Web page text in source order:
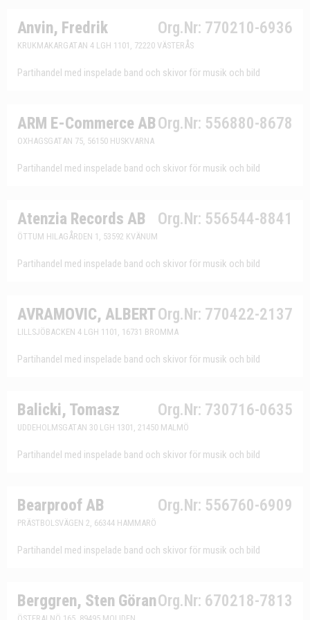
Anvin, Fredrik Org.Nr: 770210-6936
KRUKMAKARGATAN 4 LGH 1101, 72220 VÄSTERÅS
Partihandel med inspelade band och skivor för musik och bild
ARM E-Commerce ABOrg.Nr: 556880-8678
OXHAGSGATAN 75, 56150 HUSKVARNA
Partihandel med inspelade band och skivor för musik och bild
Atenzia Records AB Org.Nr: 556544-8841
ÖTTUM HILAGÅRDEN 1, 53592 KVÄNUM
Partihandel med inspelade band och skivor för musik och bild
AVRAMOVIC, ALBERTOrg.Nr: 770422-2137
LILLSJÖBACKEN 4 LGH 1101, 16731 BROMMA
Partihandel med inspelade band och skivor för musik och bild
Balicki, Tomasz Org.Nr: 730716-0635
UDDEHOLMSGATAN 30 LGH 1301, 21450 MALMÖ
Partihandel med inspelade band och skivor för musik och bild
Bearproof AB Org.Nr: 556760-6909
PRÄSTBOLSVÄGEN 2, 66344 HAMMARÖ
Partihandel med inspelade band och skivor för musik och bild
Berggren, Sten GöranOrg.Nr: 670218-7813